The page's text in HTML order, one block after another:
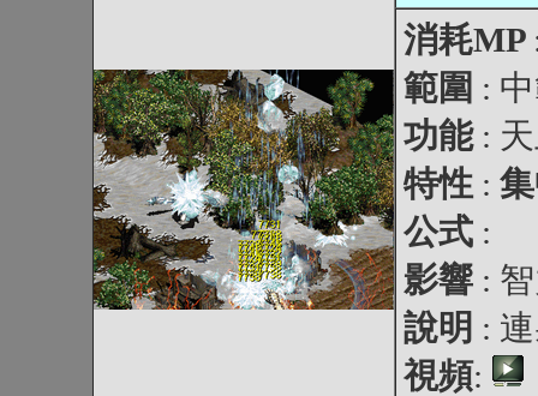
消耗MP
範圍 :
功能 :
特性 :
公式 :
影響 :
說明 :
視頻: